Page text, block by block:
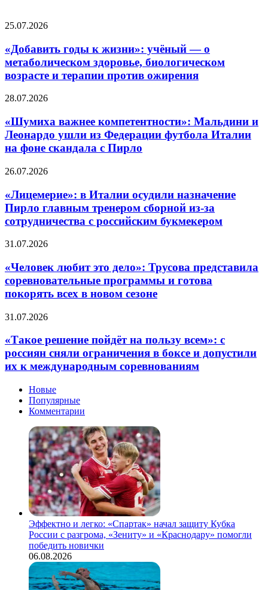
«Добавить
к
жизни»:
учёный
—
метаболическом
биологическом
возрасте
терапии
ожирения
25.07.2026
«Добавить годы к жизни»: учёный — о
метаболическом здоровье, биологическом
возрасте и терапии против ожирения
«Шумиха
компетентности»:
Мальдини
и
Леонардо
из
футбола
Италии
на
фоне
скандала
с
28.07.2026
«Шумиха важнее компетентности»: Мальдини и
Леонардо ушли из Федерации футбола Италии
на фоне скандала с Пирло
«Лицемерие»:
Италии
осудили
назначение
Пирло
тренером
из-
за
сотрудничества
с
букмекером
26.07.2026
«Лицемерие»: в Италии осудили назначение
Пирло главным тренером сборной из-за
сотрудничества с российским букмекером
«Человек
это
дело»:
Трусова
представила
программы
готова
покорять
всех
в
сезоне
31.07.2026
«Человек любит это дело»: Трусова представила
соревновательные программы и готова
покорять всех в новом сезоне
«Такое
пойдёт
пользу
всем»:
россиян
сняли
ограничения
допустили
международным
соревнованиям
31.07.2026
«Такое решение пойдёт на пользу всем»: с
россиян сняли ограничения в боксе и допустили
их к международным соревнованиям
Новые
Популярные
Комментарии
Эффектно и легко: «Спартак» начал защиту Кубка
России с разгрома, «Зениту» и «Краснодару» помогли
победить новички
06.08.2026